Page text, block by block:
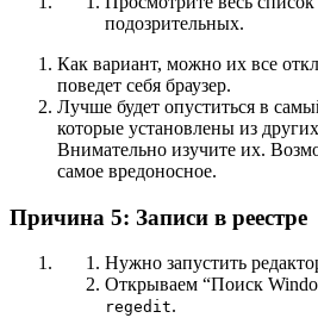
подозрительных.
Как вариант, можно их все
поведет себя браузер.
Лучше будет опуститься в
которые установлены из
Внимательно изучите их.
самое вредоносное.
Причина 5: Записи в реестре
Нужно запустить
Открываем “Поиск
regedit.